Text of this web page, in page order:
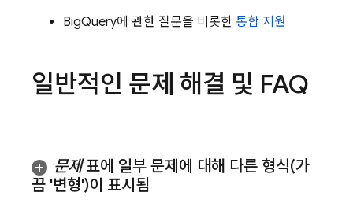
BigQuery에 관한 질문을 비롯한 통합 지원
일반적인 문제 해결 및 FAQ
문제표에 일부 문제에 대해 다른 형식(가
끔 '변형')이 표시됨